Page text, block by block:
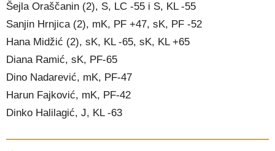
Šejla Oraščanin (2), S, LC -55 i S, KL -55
Sanjin Hrnjica (2), mK, PF +47, sK, PF -52
Hana Midžić (2), sK, KL -65, sK, KL +65
Diana Ramić, sK, PF-65
Dino Nadarević, mK, PF-47
Harun Fajković, mK, PF-42
Dinko Halilagić, J, KL -63